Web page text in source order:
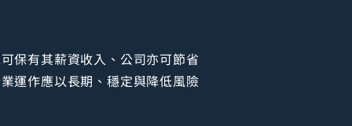
保有其薪資收入、公司亦可節省
運作應以長期、穩定與降低風險